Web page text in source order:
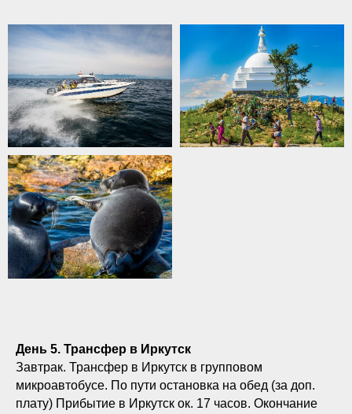
День 5. Трансфер в Иркутск
Завтрак. Трансфер в Иркутск в групповом
микроавтобусе. По пути остановка на обед (за доп.
плату) Прибытие в Иркутск ок. 17 часов. Окончание